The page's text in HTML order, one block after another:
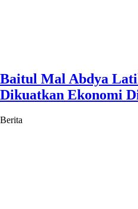
Baitul Mal Abdya
Dikuatkan Ekonomi
Berita